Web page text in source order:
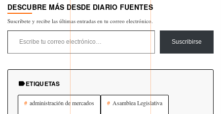
DESCUBRE MÁS DESDE DIARIO FUENTES
Suscríbete y recibe las últimas entradas en tu correo electrónico.
Escribe tu correo electrónico…
Suscribirse
ETIQUETAS
administración de mercados Asamblea Legislativa